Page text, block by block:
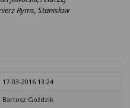
Ryms, Stanisław
17-03-2016 13:24
Bartosz Goździk